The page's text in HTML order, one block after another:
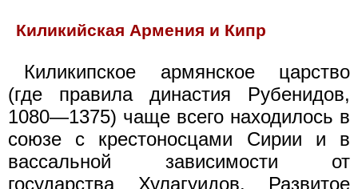
Киликийская Армения и Кипр
Киликипское армянское царство
(где правила династия Рубенидов,
1080—1375) чаще всего находилось в
союзе с крестоносцами Сирии и в
вассальной зависимости от
государства Хулагуидов. Развитое